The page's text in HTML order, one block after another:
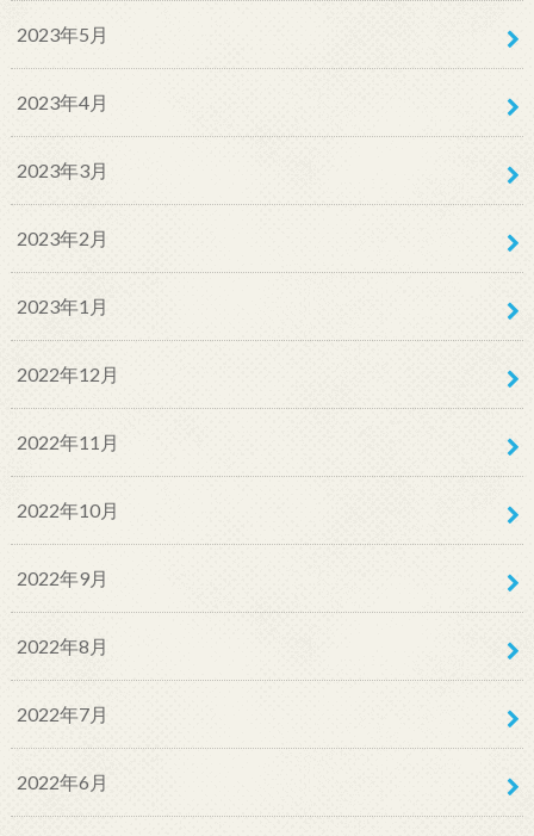
2023年5月
2023年4月
2023年3月
2023年2月
2023年1月
2022年12月
2022年11月
2022年10月
2022年9月
2022年8月
2022年7月
2022年6月